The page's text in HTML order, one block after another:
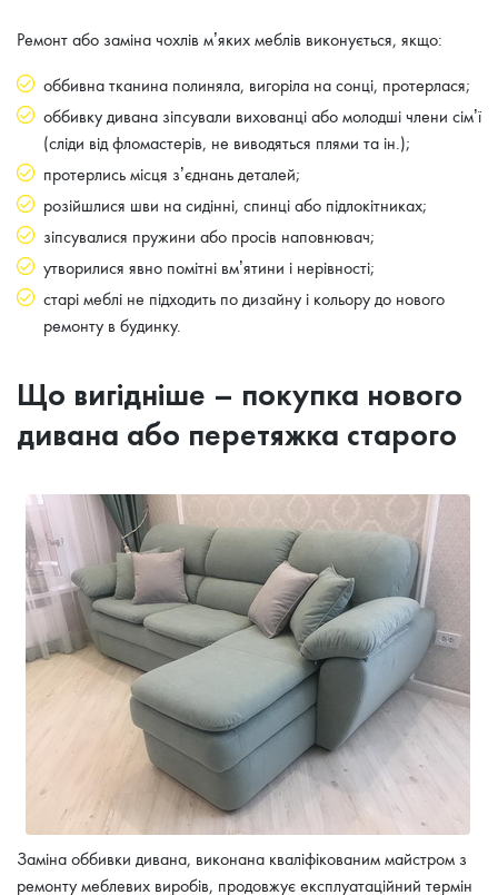
Ремонт або заміна чохлів м’яких меблів виконується, якщо:
оббивна тканина полиняла, вигоріла на сонці, протерлася;
оббивку дивана зіпсували вихованці або молодші члени сім’ї
(сліди від фломастерів, не виводяться плями та ін.);
протерлись місця з’єднань деталей;
розійшлися шви на сидінні, спинці або підлокітниках;
зіпсувалися пружини або просів наповнювач;
утворилися явно помітні вм’ятини і нерівності;
старі меблі не підходить по дизайну і кольору до нового
ремонту в будинку.
Що вигідніше – покупка нового
дивана або перетяжка старого
Заміна оббивки дивана, виконана кваліфікованим майстром з
ремонту меблевих виробів, продовжує експлуатаційний термін